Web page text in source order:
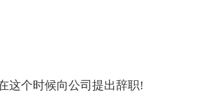
这个时候向公司提出辞职!